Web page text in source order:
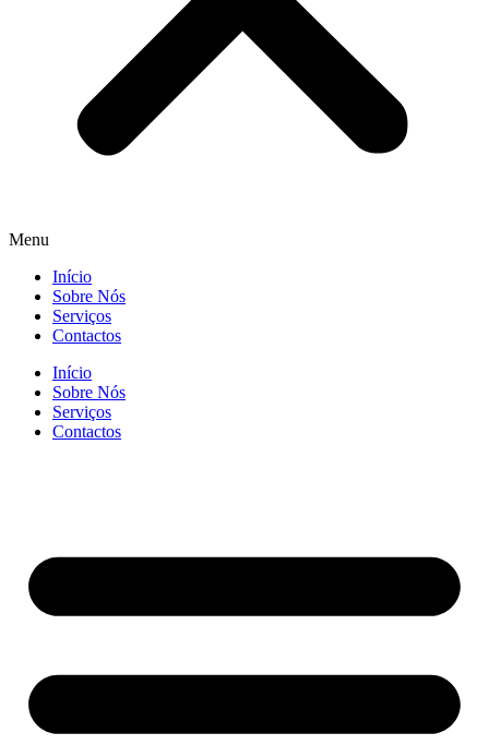
Menu
Início
Sobre Nós
Serviços
Contactos
Início
Sobre Nós
Serviços
Contactos